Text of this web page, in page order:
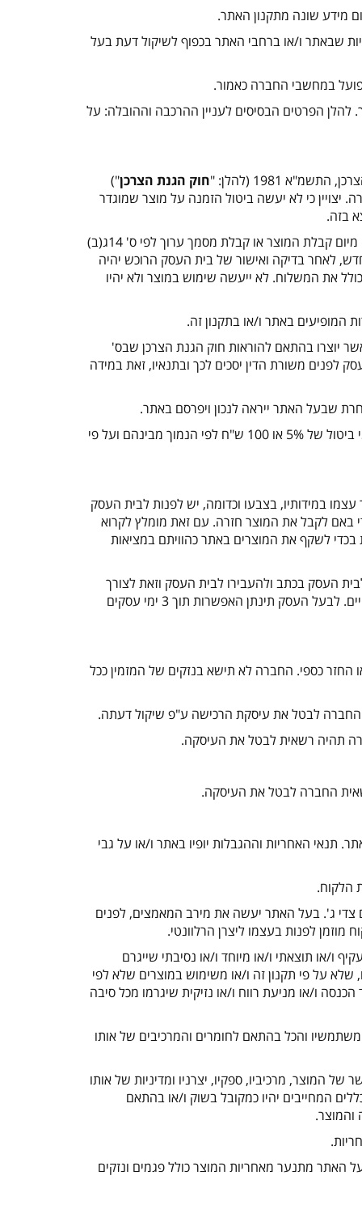
שבאתר ו/או ברחבי האתר בכפוף לשיקול דעת בעל
הפרטים הבסיסים לעניין ההרכבה וההובלה: על
חוק הגנת הצרכן")
כי לא יעשה ביטול הזמנה על מוצר שמוגדר
בזה.
31. ביטול הזמנה ייעשה מיום ביצוע ההזמנה עד ארבע עשר ימים מיום קבלת המוצר או קבלת מסמך ערוך לפי ס' 14ג(ב)
לאחר בדיקה ואישור של בית העסק הרוכש יהיה
את המשלוח. לא ייעשה שימוש במוצר ולא יהיו
יוצרו בהתאם להוראות חוק הגנת הצרכן שבס'
לפנים משורת הדין יסכים לכך ובתנאיו, זאת במידה
35. במקרה של ביטול הזמנה לפי הכללים הנ"ל, יחויב הלקוח בדמי ביטול של 5% או 100 ש"ח לפי הנמוך מבינהם ועל פי
במידותיו, בצבעו וכדומה, יש לפנות לבית העסק
הדעת הבלעדי באם לקבל את המוצר חזרה. עם זאת מומלץ לקרוא
לשקף את המוצרים באתר כהוויתם במציאות
העסק בכתב ולהעבירו לבית העסק וזאת לצורך
בדיקה, מוצר שיימצא פגום, יתקבל עליו זיכוי מלא אך לא תקום עילה לפיצויים. לבעל העסק תינתן האפשרות תוך 3 ימי עסקים
כספי. החברה לא תישא בנזקים של המזמין ככל
/או על גבי
ג'. בעל האתר יעשה את מירב המאמצים, לפנים
לפנות בעצמו ליצרן הרלוונטי.
ו/או תוצאתי ו/או מיוחד ו/או נסיבתי שייגרם
על פי תקנון זה ו/או משימוש במוצרים שלא לפי
ו/או מניעת רווח ו/או נזיקית שיגרמו מכל סיבה
והכל בהתאם לחומרים והמרכיבים של אותו
מרכיביו, ספקיו, יצרניו ומדיניות של אותו
המחייבים יהיו כמקובל בשוק ו/או בהתאם
האתר מתנער מאחריות המוצר כולל פגמים ונזקים